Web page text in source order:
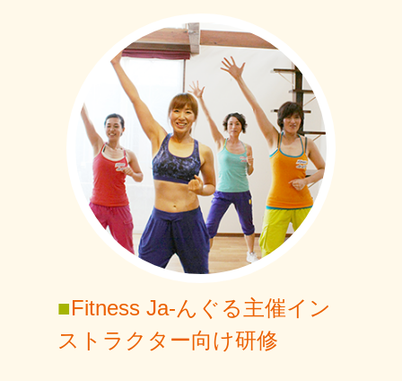
■Fitness Ja-んぐる主催イン
ストラクター向け研修